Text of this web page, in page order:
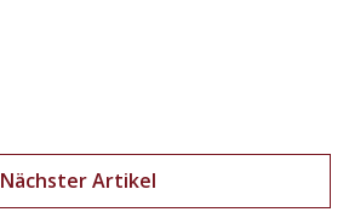
Nächster Artikel